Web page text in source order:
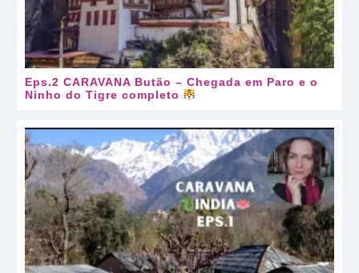
Eps.2 CARAVANA Butão – Chegada em Paro e o
Ninho do Tigre completo